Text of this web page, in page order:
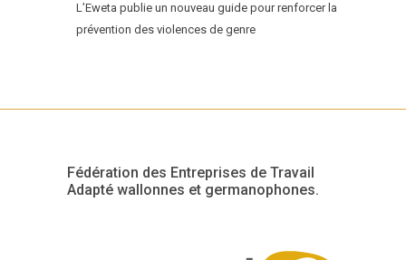
L’Eweta publie un nouveau guide pour renforcer la
prévention des violences de genre
Fédération des Entreprises de Travail
Adapté wallonnes et germanophones.